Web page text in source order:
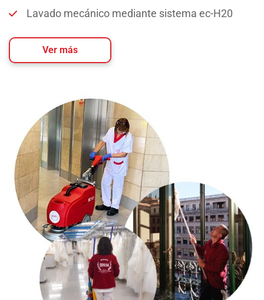
Lavado mecánico mediante sistema ec-H20
Ver más